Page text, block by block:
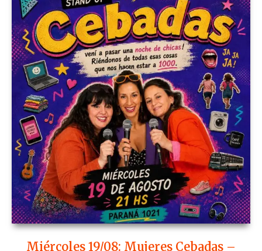
Miércoles 19/08: Mujeres Cebadas –